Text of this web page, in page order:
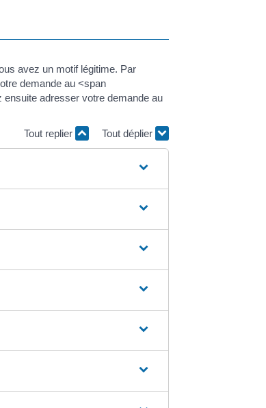
avez un motif légitime. Par
demande au <span
adresser votre demande au
Tout replier
Tout déplier